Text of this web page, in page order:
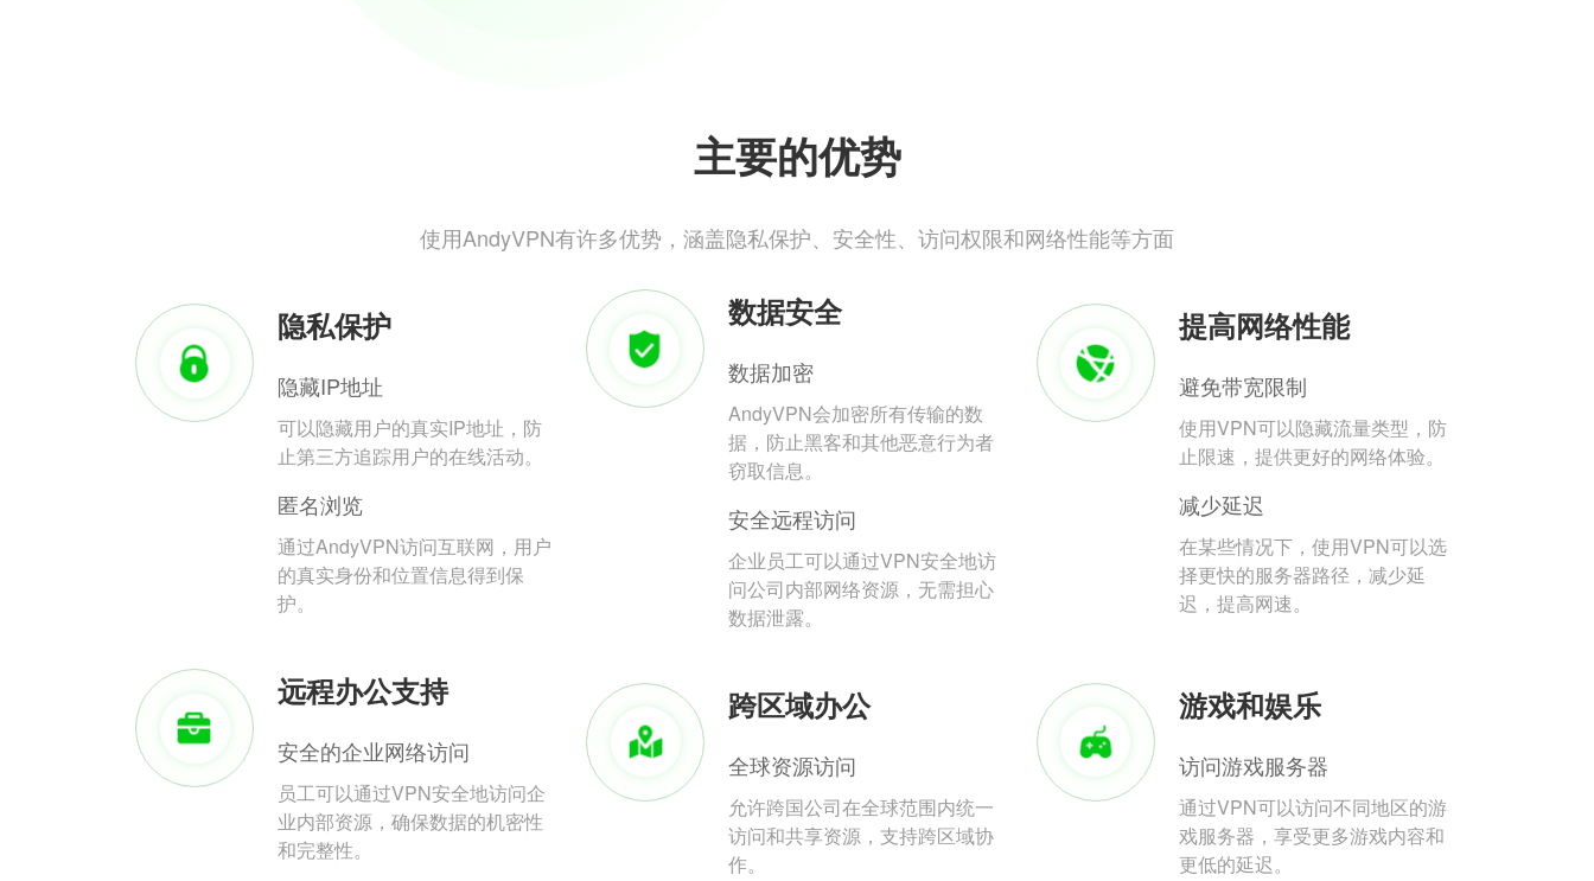
主要的优势
使用AndyVPN有许多优势，涵盖隐私保护、安全性、访问权限和网络性能等方面
隐私保护
隐藏IP地址
可以隐藏用户的真实IP地址，防
止第三方追踪用户的在线活动。
匿名浏览
通过AndyVPN访问互联网，用户
的真实身份和位置信息得到保
护。
数据安全
数据加密
AndyVPN会加密所有传输的数
据，防止黑客和其他恶意行为者
窃取信息。
安全远程访问
企业员工可以通过VPN安全地访
问公司内部网络资源，无需担心
数据泄露。
提高网络性能
避免带宽限制
使用VPN可以隐藏流量类型，防
止限速，提供更好的网络体验。
减少延迟
在某些情况下，使用VPN可以选
择更快的服务器路径，减少延
迟，提高网速。
远程办公支持
安全的企业网络访问
员工可以通过VPN安全地访问企
业内部资源，确保数据的机密性
和完整性。
跨区域办公
全球资源访问
允许跨国公司在全球范围内统一
访问和共享资源，支持跨区域协
作。
游戏和娱乐
访问游戏服务器
通过VPN可以访问不同地区的游
戏服务器，享受更多游戏内容和
更低的延迟。